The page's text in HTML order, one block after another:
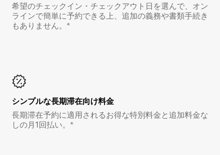
希望のチェックイン・チェックアウト日を選んで、オン
ラインで簡単に予約できる上、追加の義務や書類手続き
もありません。*
シンプルな長期滞在向け料金
長期滞在予約に適用されるお得な特別料金と追加料金な
しの月1回払い。*